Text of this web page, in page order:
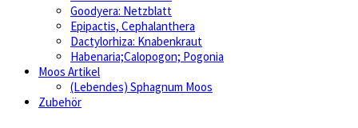
Goodyera: Netzblatt
Epipactis, Cephalanthera
Dactylorhiza: Knabenkraut
Habenaria;Calopogon; Pogonia
Moos Artikel
(Lebendes) Sphagnum Moos
Zubehör